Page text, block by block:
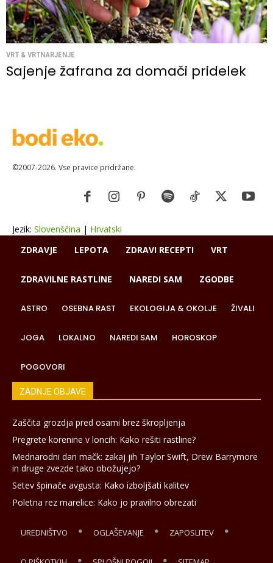
VRT & VRTNARJENJE
Sajenje žafrana za domači pridelek
©2007-2026. Vse pravice pridržane.
Jezik: Slovenščina | Hrvatski
ZDRAVJE
LEPOTA ZDRAVI RECEPTI VRT
ZDRAVILNE RASTLINE NAREDI SAM ZGODBE
ASTRO OSEBNA RAST EKOLOGIJA & OKOLJE ŽIVALI
JOGA LOKALNO NAREDI SAM HOROSKOP
POGOVORI
ZADNJE OBJAVE
Zaščita grozdja pred osami brez škropljenja
Pregrete korenine v loncih: Kako rešiti rastline?
Mednarodni dan mačk: zakaj jih Taylor Swift, Drew Barrymore
in druge zvezde tako obožujejo?
Setev špinače avgusta: Kako izboljšati kalitev
Poletna rez marelice: Kako jo pravilno obrezati
UREDNIŠTVO OGLAŠEVANJE ZAPOSLITEV